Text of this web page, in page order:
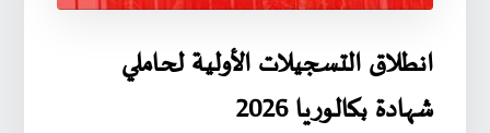
انطلاق التسجيلات الأولية لحاملي
شهادة بكالوريا 2026